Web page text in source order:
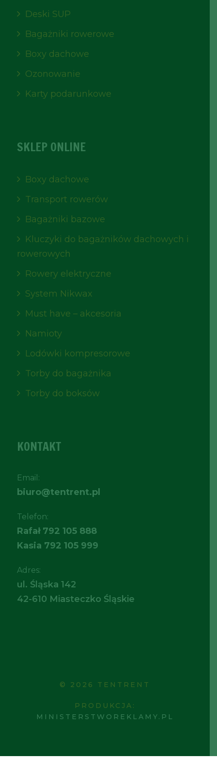
Deski SUP
Bagażniki rowerowe
Boxy dachowe
Ozonowanie
Karty podarunkowe
SKLEP ONLINE
Boxy dachowe
Transport rowerów
Bagażniki bazowe
Kluczyki do bagażników dachowych i
rowerowych
Rowery elektryczne
System Nikwax
Must have – akcesoria
Namioty
Lodówki kompresorowe
Torby do bagażnika
Torby do boksów
KONTAKT
Email:
biuro@tentrent.pl
Telefon:
Rafał 792 105 888
Kasia 792 105 999
Adres:
ul. Śląska 142
42-610 Miasteczko Śląskie
© 2026 TENTRENT
PRODUKCJA:
MINISTERSTWOREKLAMY.PL